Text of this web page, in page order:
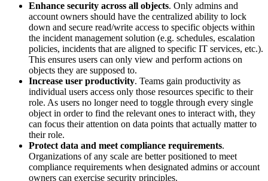
Enhance security across all objects. Only admins and
account owners should have the centralized ability to lock
down and secure read/write access to specific objects within
the incident management solution (e.g. schedules, escalation
policies, incidents that are aligned to specific IT services, etc.).
This ensures users can only view and perform actions on
objects they are supposed to.
Increase user productivity. Teams gain productivity as
individual users access only those resources specific to their
role. As users no longer need to toggle through every single
object in order to find the relevant ones to interact with, they
can focus their attention on data points that actually matter to
their role.
Protect data and meet compliance requirements.
Organizations of any scale are better positioned to meet
compliance requirements when designated admins or account
owners can exercise security principles.